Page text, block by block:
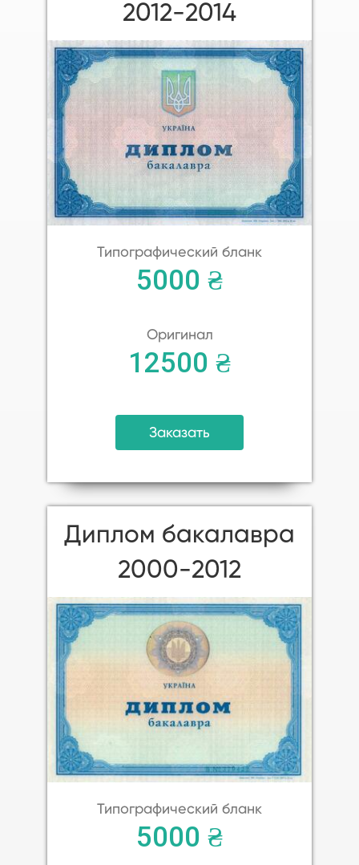
2012-2014
Типографический бланк
5000 ₴
Оригинал
12500 ₴
Заказать
Диплом бакалавра
2000-2012
Типографический бланк
5000 ₴